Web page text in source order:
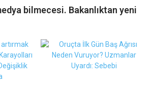
bilmecesi. Bakanlıktan yeni